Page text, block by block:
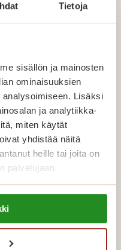
Tietoja
sisällön ja mainosten
ominaisuuksien
Lisäksi
ja analytiikka-
miten käytät
yhdistää näitä
heille tai joita on
palvelujaan.
kaksiolle
ja
755,00 €/kk
kulutuksen
: esimerkki